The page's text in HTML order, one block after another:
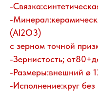
-
-
(Al2O3)
с зерном точной
-Зернистость;
-Размеры:внешний ø
-Исполнение:круг без